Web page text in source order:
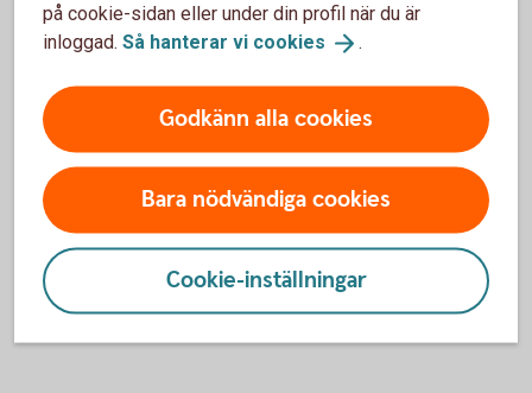
5 snabba om jobbonär
Som jobbonär kombinerar du arbete och pension.
fortsätta driva ditt företag.
Du kan välja att ta ut 25, 50, 75 eller 100 procent av
Du kan ändra hur mycket du vill ta ut av allmän pension
Ju längre du arbetar desto högre blir din månatliga
på cookie-sidan eller under din profil när du är
inloggad. Så hanterar vi cookies .
Godkänn alla cookies
Bara nödvändiga cookies
Cookie-inställningar